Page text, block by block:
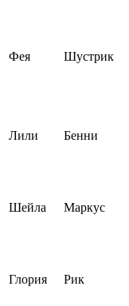
Фея Шустрик
Лили Бенни
Шейла Маркус
Глория Рик